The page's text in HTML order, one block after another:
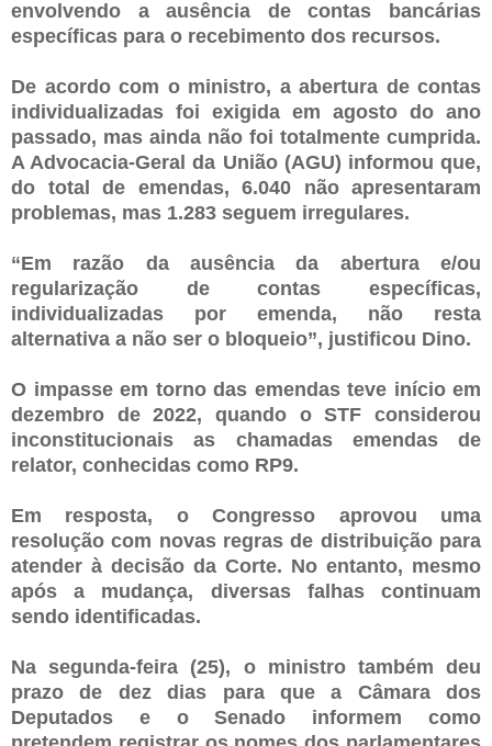
envolvendo a ausência de contas bancárias
específicas para o recebimento dos recursos.
De acordo com o ministro, a abertura de contas
individualizadas foi exigida em agosto do ano
passado, mas ainda não foi totalmente cumprida.
A Advocacia-Geral da União (AGU) informou que,
do total de emendas, 6.040 não apresentaram
problemas, mas 1.283 seguem irregulares.
“Em razão da ausência da abertura e/ou
regularização de contas específicas,
individualizadas por emenda, não resta
alternativa a não ser o bloqueio”, justificou Dino.
O impasse em torno das emendas teve início em
dezembro de 2022, quando o STF considerou
inconstitucionais as chamadas emendas de
relator, conhecidas como RP9.
Em resposta, o Congresso aprovou uma
resolução com novas regras de distribuição para
atender à decisão da Corte. No entanto, mesmo
após a mudança, diversas falhas continuam
sendo identificadas.
Na segunda-feira (25), o ministro também deu
prazo de dez dias para que a Câmara dos
Deputados e o Senado informem como